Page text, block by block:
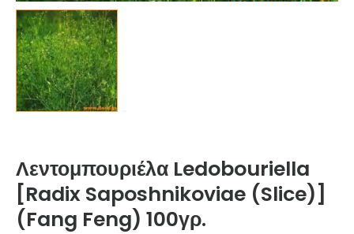
Λεντομπουριέλα Ledobouriella
[Radix Saposhnikoviae (Slice)]
(Fang Feng) 100γρ.